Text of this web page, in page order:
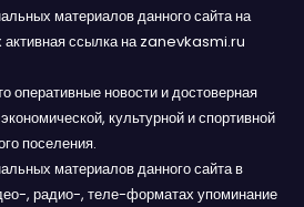
материалов данного сайта на
ссылка на zanevkasmi.ru
оперативные новости и достоверная
культурной и спортивной
поселения.
материалов данного сайта в
, радио-, теле-форматах упоминание